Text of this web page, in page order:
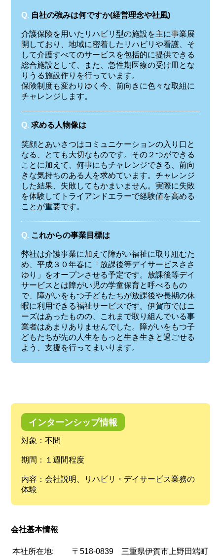
Q. 自社の強みは何ですか(経営理念や社風)
介護保険を用いたリハビリ型の施設を主に事業展
開しており、地域に密着したリハビリや看護、そ
して介護すべてのサービスを包括的に提供できる
総合施設として、また、急性期医療の受け皿とな
りうる施設作りを行っています。
保険制度も変わりゆく今、前向きに色々な取組に
チャレンジします。
Q. 求める人物像は
笑顔とあいさつはコミュニケーションの入り口と
なる、とても大切なものです。その２つができる
ことに加えて、何事にもチャレンジできる、前向
きな気持ちのある人を求めています。チャレンジ
した結果、失敗してもかまいません。実際に失敗
を体験してトライアンドエラーで経験値を高める
ことが重要です。
Q. これからの事業目標は
弊社は介護事業に加えて障がい福祉に取り組むた
め、平成３０年春に「放課後等デイサービスささ
ゆり」をオープンさせる予定です。放課後等デイ
サービスとは障がい児の学童保育と呼べるもの
で、障がいをもつ子どもたちが放課後や長期の休
暇に利用できる福祉サービスです。伊賀市ではニ
ーズはあったものの、これまで取り組んでいる事
業者はあまりありませんでした。障がいをもつ子
どもたちが先の人生をもっと生き生きと過ごせる
よう、支援を行ってまいります。
インターンシップ情報
対象：不問
期間：１週間程度
内容：会社説明、リハビリ・デイサービス業務の
体験
会社基本情報
本社所在地:
〒518-0839 三重県伊賀市上野田端町